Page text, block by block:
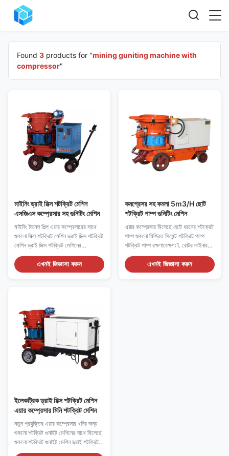
Found 3 products for "mining guniting machine with
compressor"
মাইনিং ড্রাই মিক্স শটক্রিট মেশিন
এসজিএস কম্প্রেসার সহ গুনিটিং মেশিন
মাইনিং টানেল শিল্প এয়ার কম্প্রেসারের সাথে
শুকনো মিক্স শটক্রিট মেশিন ড্রাই মিক্স শটক্রিট
মেশিন ড্রাই মিক্স শটক্রিট মেশিনের
বর্ণনা:শটক্রিট মেশিনের দুটি ভিন্ন প্রকার
রয়েছে: ড্রাই-মিক্স এবং ওয়েট টাইপ। 1.
শুকনো শটক্রিট মেশিন শুধুমাত্র শুকনো উপাদান
এখনই জিজ্ঞাসা করুন
কমপ্রেসর সহ কমলা 5m3/H ছোট
শটক্রিট পাম্প গুনিটিং মেশিন
এয়ার কম্প্রেসার মিলেছে ছোট ধরনের শটক্রেট
পাম্প শুকনো মিশ্রিত সিমেন্ট শটক্রিট পাম্প
শটক্রিট পাম্প রক্ষণাবেক্ষণ:1. রোটর লাইনারটি
অবশ্যই সাপ্তাহিকভাবে পরীক্ষা করা উচিত এবং
যদি গভীর স্ক্র্যাচ থাকে (1 মিমি এর বেশি গভীর)
তাহলে তা পুনরায় গোলাকার করা উচিত।2.
এখনই জিজ্ঞাসা করুন
ইলেকট্রিক ড্রাই মিক্স শটক্রিট মেশিন
এয়ার কম্প্রেসার মিনি শটক্রিট মেশিন
নতুন প্রযুক্তির এয়ার কম্প্রেসার খনির জন্য
শুকনো শটক্রিট গুনাইট মেশিনের সাথে মিলেছে
শুকনো শটক্রিট গুনাইট মেশিন ড্রাই শটক্রিট
গুনাইট মেশিনের সিলিং প্লেট টার্নিং এবং